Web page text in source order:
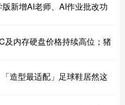
新增AI老师、AI作业批改功
及内存硬盘价格持续高位；猪
造型最适配」足球鞋居然这